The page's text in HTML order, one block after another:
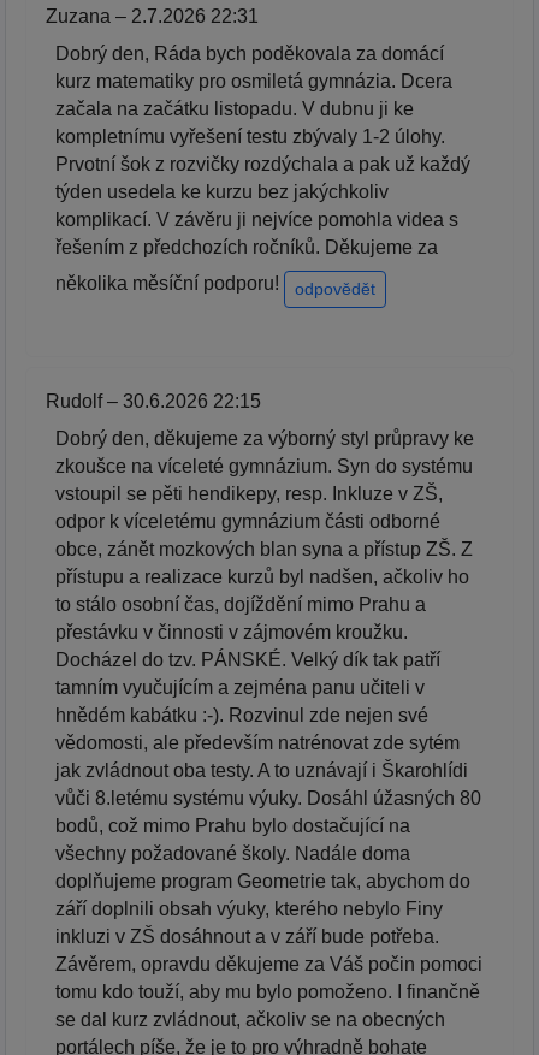
Zuzana – 2.7.2026 22:31
Dobrý den, Ráda bych poděkovala za domácí
kurz matematiky pro osmiletá gymnázia. Dcera
začala na začátku listopadu. V dubnu ji ke
kompletnímu vyřešení testu zbývaly 1-2 úlohy.
Prvotní šok z rozvičky rozdýchala a pak už každý
týden usedela ke kurzu bez jakýchkoliv
komplikací. V závěru ji nejvíce pomohla videa s
řešením z předchozích ročníků. Děkujeme za
několika měsíční podporu!
odpovědět
Rudolf – 30.6.2026 22:15
Dobrý den, děkujeme za výborný styl průpravy ke
zkoušce na víceleté gymnázium. Syn do systému
vstoupil se pěti hendikepy, resp. Inkluze v ZŠ,
odpor k víceletému gymnázium části odborné
obce, zánět mozkových blan syna a přístup ZŠ. Z
přístupu a realizace kurzů byl nadšen, ačkoliv ho
to stálo osobní čas, dojíždění mimo Prahu a
přestávku v činnosti v zájmovém kroužku.
Docházel do tzv. PÁNSKÉ. Velký dík tak patří
tamním vyučujícím a zejména panu učiteli v
hnědém kabátku :-). Rozvinul zde nejen své
vědomosti, ale především natrénovat zde sytém
jak zvládnout oba testy. A to uznávají i Škarohlídi
vůči 8.letému systému výuky. Dosáhl úžasných 80
bodů, což mimo Prahu bylo dostačující na
všechny požadované školy. Nadále doma
doplňujeme program Geometrie tak, abychom do
září doplnili obsah výuky, kterého nebylo Finy
inkluzi v ZŠ dosáhnout a v září bude potřeba.
Závěrem, opravdu děkujeme za Váš počin pomoci
tomu kdo touží, aby mu bylo pomoženo. I finančně
se dal kurz zvládnout, ačkoliv se na obecných
portálech píše, že je to pro výhradně bohate